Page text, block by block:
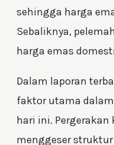
sehingga harga
Sebaliknya,
harga emas
Dalam laporan
faktor utama
hari ini.
menggeser